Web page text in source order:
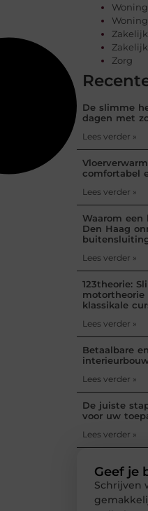
Zakelijk
Zorg
De slimme
dagen met
Lees verder »
comfortabel
Lees verder »
Waarom
Den Haag
Lees verder »
123theorie:
klassikale
Lees verder »
Betaalbare
Lees verder »
De juiste
voor uw
Lees verder »
Geef je
Schrijven